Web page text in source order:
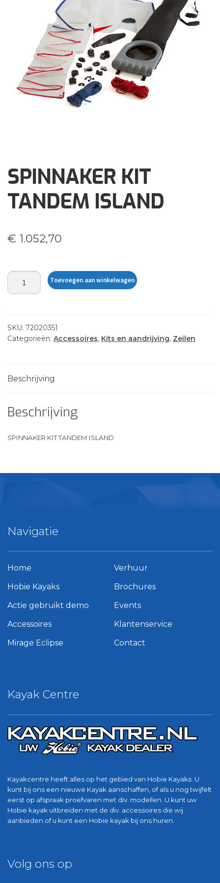
Klantenservice
Contact
SPINNAKER KIT
TANDEM ISLAND
€ 1.052,70
SPINNAKER
KIT
aantal
Toevoegen aan winkelwagen
SKU: 72020351
Categorieën: Accessoires, Kits en aandrijving, Zeilen
Beschrijving
Beschrijving
SPINNAKER KIT TANDEM ISLAND
Kayak Centre
Kayakcentre heeft alles op het gebied van Hobie Kayaks. U
kunt bij ons een nieuwe Kayak aanschaffen, of als u nog twijfelt
eerst op afspraak proefvaren met div. modellen. U kunt uw
Hobie kayak uitbreiden met de div. accessoires die wij
aanbieden of u kunt een Hobie kayak bij ons huren.
Navigatie
Home
Hobie Kayaks
Actie gebruikt demo
Accessoires
Mirage Eclipse
Verhuur
Brochures
Events
Klantenservice
Contact
Volg ons op